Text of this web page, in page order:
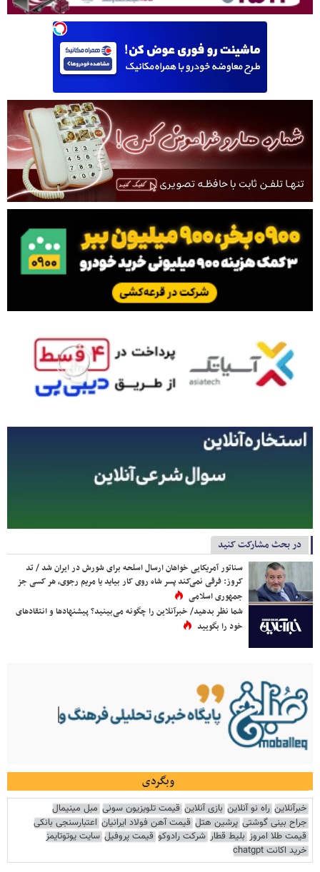
در بحث مشارکت کنید
سناتور آمریکایی خواهان ارسال اسلحه برای شورش در ایران شد / تد
کروز: فرقی نمی‌کند پسر شاه روی کار بیاید یا مریم رجوی، هر کسی جز
جمهوری اسلامی
شما نظر بدهید/ خبرآنلاین را چگونه می‌بینید؟ پیشنهادها و انتقادهای
خود را بگویید
وبگردی
خبرآنلاین راه نو آنلاین بازی آنلاین قیمت تلویزیون سونی مبل مینیمال
جراح بینی گوشتی پرشین هتل قیمت آهن فولاد ایرانیان اعتبارسنجی بانکی
قیمت طلا امروز بلیط قطار شرکت رادوکو قیمت پروفیل سایت یوتوتایمز
خرید اکانت chatgpt